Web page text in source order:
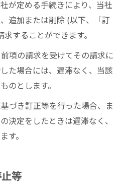
が定める手続きにより、当社
追加または削除 (以下、「訂
することができます。
項の請求を受けてその請求に
た場合には、遅滞なく、当該
のとします。
づき訂正等を行った場合、ま
決定をしたときは遅滞なく、
す。
等